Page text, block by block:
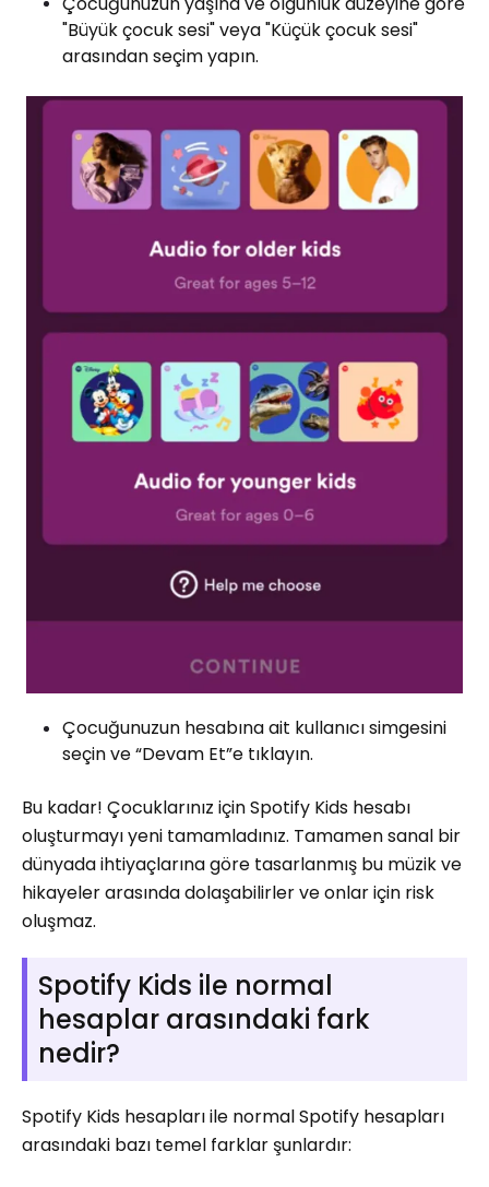
"Büyük çocuk sesi" veya "Küçük çocuk sesi"
arasından seçim yapın.
Çocuğunuzun hesabına ait kullanıcı simgesini
seçin ve “Devam Et”e tıklayın.
Bu kadar! Çocuklarınız için Spotify Kids hesabı
oluşturmayı yeni tamamladınız. Tamamen sanal bir
dünyada ihtiyaçlarına göre tasarlanmış bu müzik ve
hikayeler arasında dolaşabilirler ve onlar için risk
oluşmaz.
Spotify Kids ile normal
hesaplar arasındaki fark
nedir?
Spotify Kids hesapları ile normal Spotify hesapları
arasındaki bazı temel farklar şunlardır: